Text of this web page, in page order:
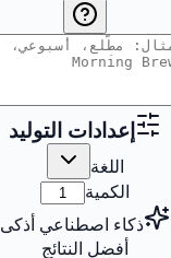
إعدادات التوليد
اللغة
الكمية
ذكاء اصطناعي أذكى
أفضل النتائج